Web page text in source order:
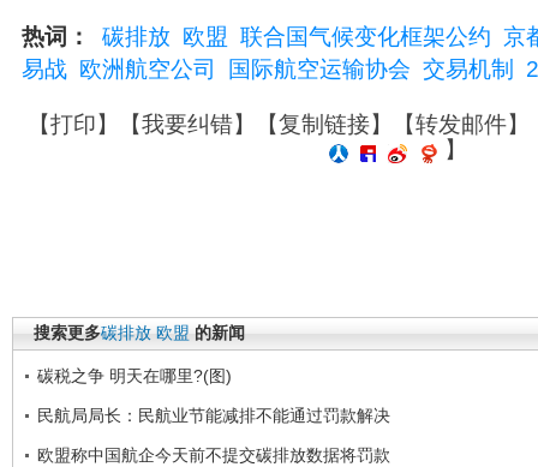
热词： 碳排放 欧盟 联合国气候变化框架公约 京
易战 欧洲航空公司 国际航空运输协会 交易机制
【打印】【我要纠错】【复制链接】【转发邮件】
】
搜索更多碳排放 欧盟 的新闻
碳税之争 明天在哪里?(图)
民航局局长：民航业节能减排不能通过罚款解决
欧盟称中国航企今天前不提交碳排放数据将罚款